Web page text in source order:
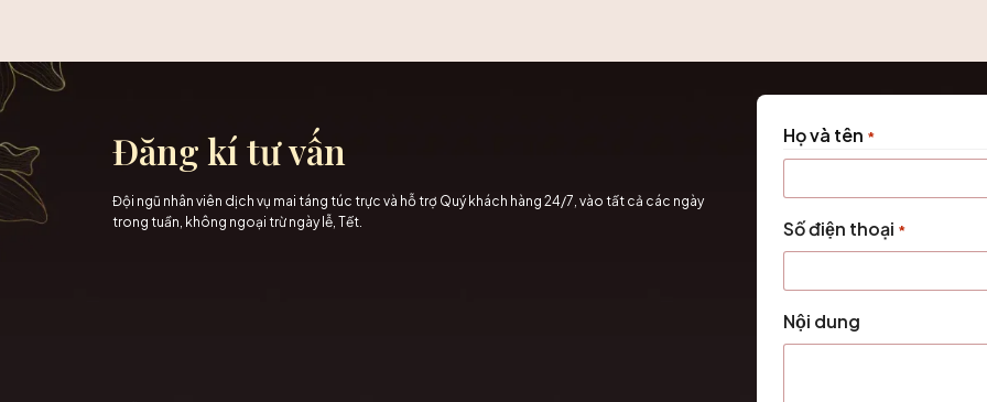
Đăng kí tư vấn
Đội ngũ nhân viên dịch vụ mai táng túc trực và hỗ trợ Quý khách hàng 24/7, vào tất cả các ngày
trong tuần, không ngoại trừ ngày lễ, Tết.
Họ và tên *
Số điện thoại *
Nội dung